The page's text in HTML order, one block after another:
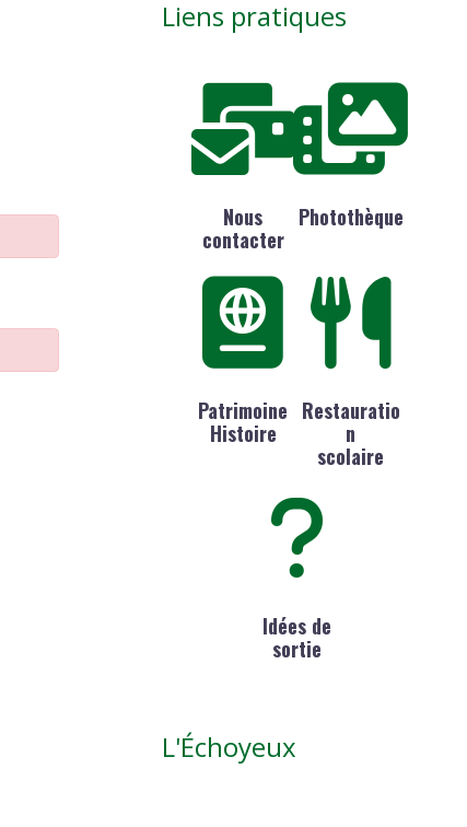
Liens pratiques
Nous
contacter
Photothèque
Patrimoine
Histoire
Restauratio
n
scolaire
Idées de
sortie
L'Échoyeux